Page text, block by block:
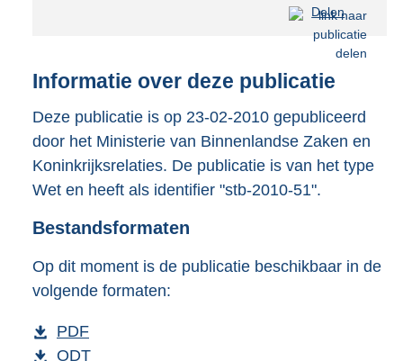
n
s
r
o
o
:
Delen
Informatie over deze publicatie
Deze publicatie is op 23-02-2010 gepubliceerd
door het Ministerie van Binnenlandse Zaken en
Koninkrijksrelaties. De publicatie is van het type
Wet en heeft als identifier "stb-2010-51".
Bestandsformaten
Op dit moment is de publicatie beschikbaar in de
volgende formaten:
D
o
PDF
e
D
ODT